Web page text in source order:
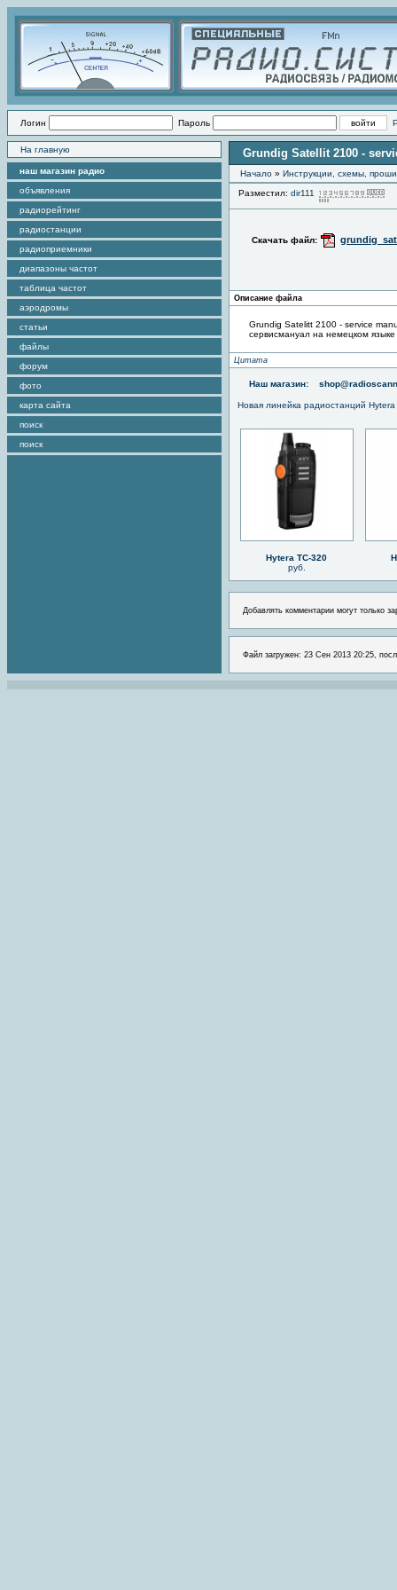
Логин Пароль
На главную
наш магазин радио
объявления
радиорейтинг
радиостанции
радиоприемники
диапазоны частот
таблица частот
аэродромы
статьи
файлы
форум
фото
карта сайта
поиск
поиск
Grundig Satellit 2100 -
Начало » Инструкции, схемы,
Разместил: dir111
Скачать файл:
Описание файла
Grundig Satelitt 2100 - service
сервисмануал на немецком языке
Цитата
Наш магазин:
Новая линейка радиостанций
Hytera TC-320
руб.
Добавлять комментарии могут только
Файл загружен: 23 Сен 2013 20:25,